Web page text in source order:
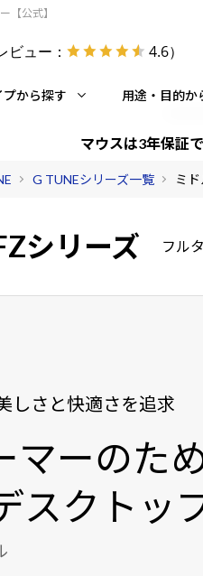
【公式】
ビュー： 4.6）
から探す 用途・目的か
マウスは3年保証
G TUNEシリーズ一覧 ミ
シリーズ フル
しさと快適さを追求
マーのた
スクトッ